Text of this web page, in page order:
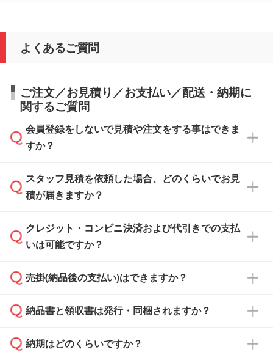
よくあるご質問
ご注文／お見積り／お支払い／配送・納期に
関するご質問
会員登録をしないで見積や注文をする事はできま
すか？
可能です。見積・注文フォームにて『ゲストの
まま進む』ボタンからお進みのうえ、ご依頼く
スタッフ見積を依頼した場合、どのくらいでお見
積が届きますか？
通常、翌営業日までにお送りしております。混
雑状況によっては、お時間をいただくこともご
依頼いただいた場合は、翌営業日以降のご連絡
クレジット・コンビニ決済および代引きでの支払
いは可能ですか？
銀行振込のみのご対応となります。
売掛(納品後の支払い)はできますか？
基本的には先入金をお願いしておりますが、自
どの場合は、月末締め翌月末払いに対応可能で
納品書と領収書は発行・同梱されますか？
納品書・領収書は ご依頼をいただいた場合の
納期はどのくらいですか？